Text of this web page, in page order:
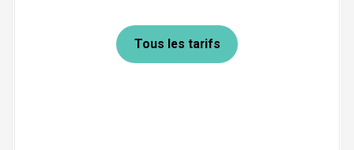
Tous les tarifs